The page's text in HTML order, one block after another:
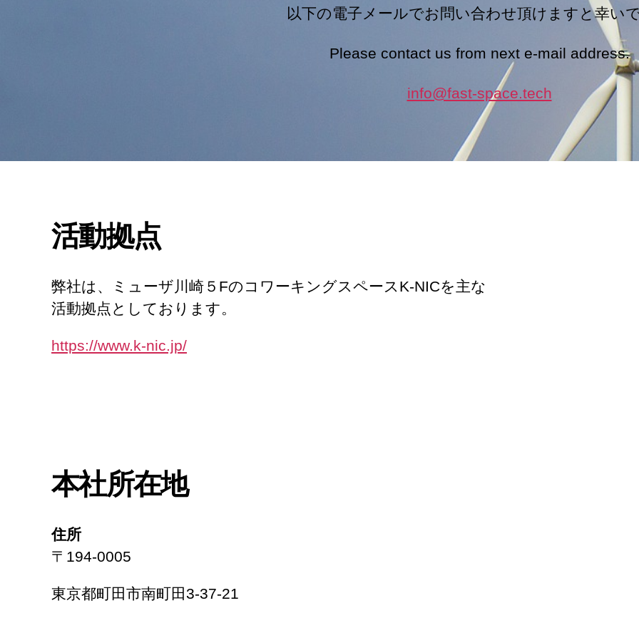
以下の電子メールでお問い合わせ頂けますと幸い
Please contact us from next e-mail address.
info@fast-space.tech
活動拠点
弊社は、ミューザ川崎５FのコワーキングスペースK-NICを主な
活動拠点としております。
https://www.k-nic.jp/
本社所在地
住所
〒194-0005
東京都町田市南町田3-37-21